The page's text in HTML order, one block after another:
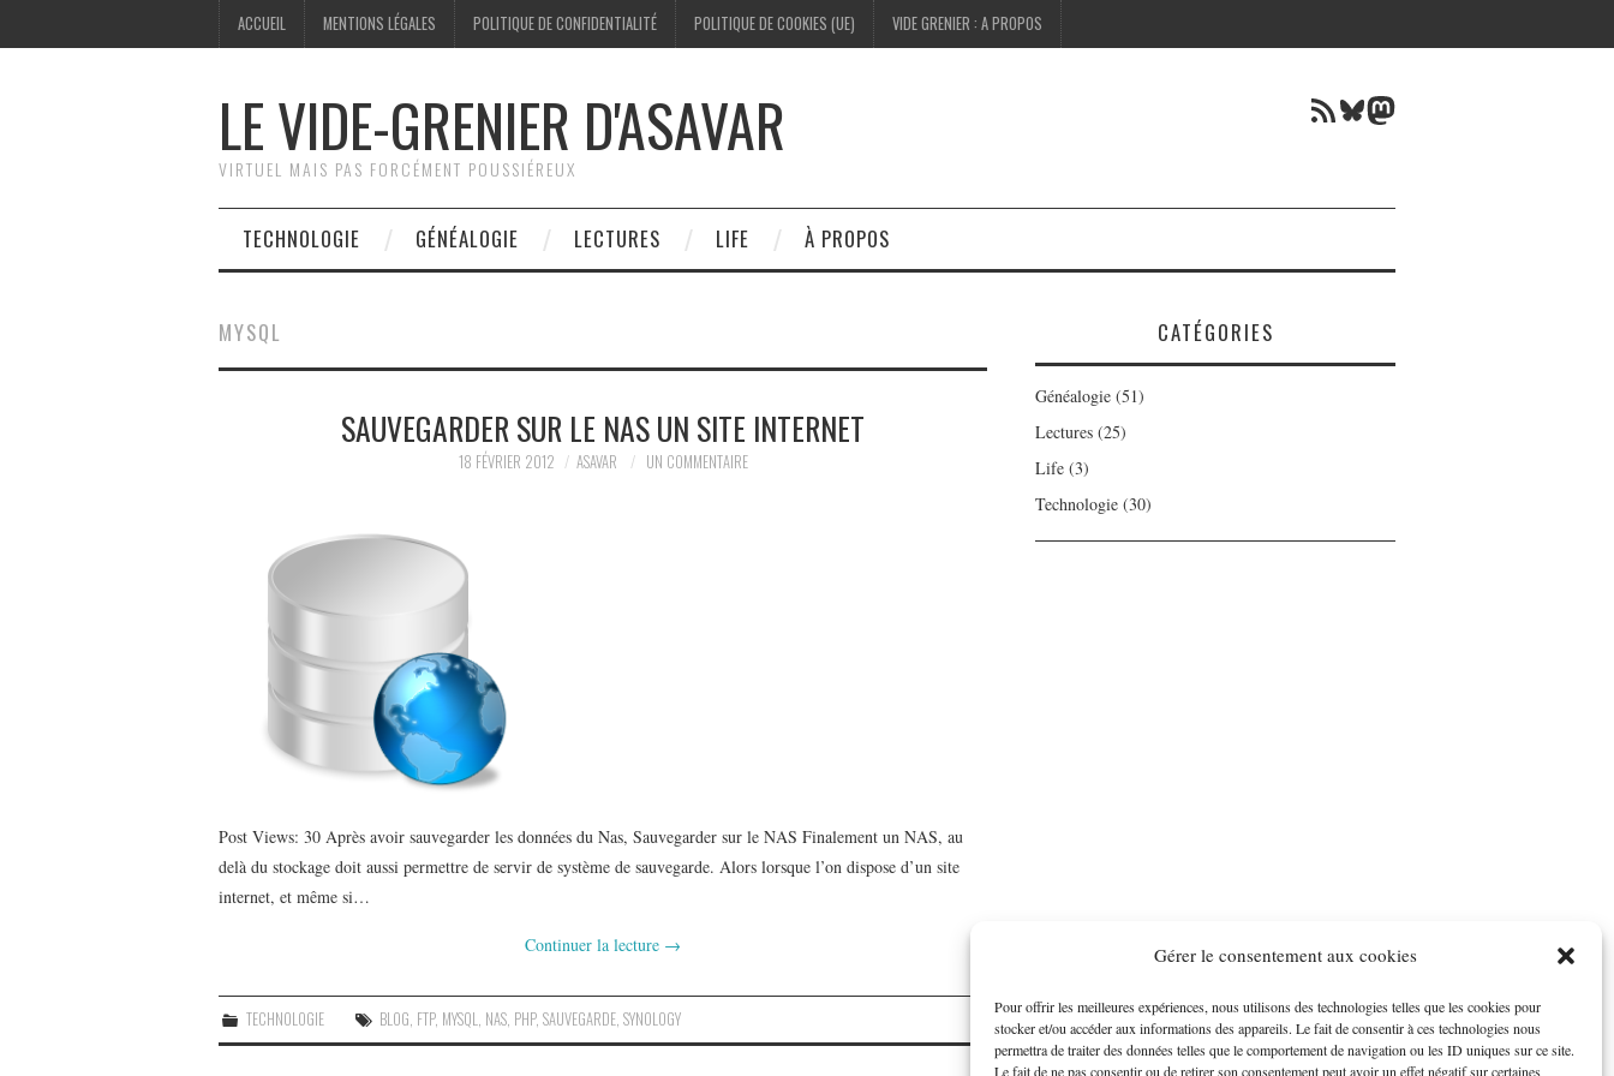
Gérer le consentement aux cookies
Pour offrir les meilleures expériences, nous utilisons des technologies telles que les cookies pour
stocker et/ou accéder aux informations des appareils. Le fait de consentir à ces technologies nous
permettra de traiter des données telles que le comportement de navigation ou les ID uniques sur ce site.
Le fait de ne pas consentir ou de retirer son consentement peut avoir un effet négatif sur certaines
ACCUEIL MENTIONS LÉGALES POLITIQUE DE CONFIDENTIALITÉ POLITIQUE DE COOKIES (UE) VIDE GRENIER : A PROPOS
LE VIDE-GRENIER D'ASAVAR
VIRTUEL MAIS PAS FORCÉMENT POUSSIÉREUX
Flux RSSBluesky
Mastodon
TECHNOLOGIE GÉNÉALOGIE LECTURES LIFE À PROPOS
MYSQL
SAUVEGARDER SUR LE NAS UN SITE INTERNET
18 FÉVRIER 2012 ASAVAR UN COMMENTAIRE
Post Views: 30 Après avoir sauvegarder les données du Nas, Sauvegarder sur le NAS Finalement un NAS, au
delà du stockage doit aussi permettre de servir de système de sauvegarde. Alors lorsque l’on dispose d’un site
internet, et même si…
Continuer la lecture →
TECHNOLOGIE BLOG FTP, MYSQL NAS PHP,SAUVEGARDE ,SYNOLOGY
CATÉGORIES
Généalogie (51)
Lectures (25)
Life (3)
Technologie (30)